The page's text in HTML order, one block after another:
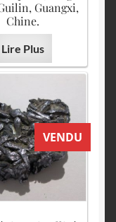
Guangxi,
Chine.
Lire Plus
VENDU